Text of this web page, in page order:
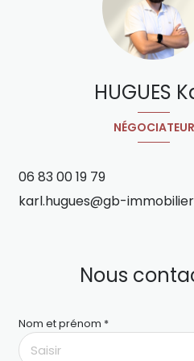
NÉGOCIATEUR
HUGUES
06 83 00 19 79
karl.hugues@gb-
Nous
Nom et prénom *